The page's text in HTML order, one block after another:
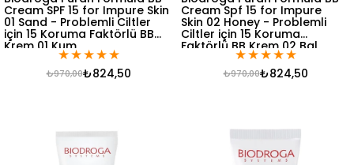
Cream SPF 15 for Impure Skin
01 Sand - Problemli Ciltler
için 15 Koruma Faktörlü BB
Krem 01 Kum
★★★★★
₺824,50
₺970,00
Cream Spf 15 for Impure
Skin 02 Honey - Problemli
Ciltler için 15 Koruma
Faktörlü BB Krem 02 Bal
★★★★★
₺824,50
₺970,00